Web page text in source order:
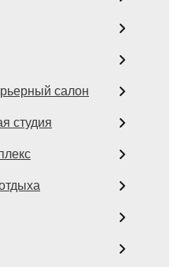
салон
студия